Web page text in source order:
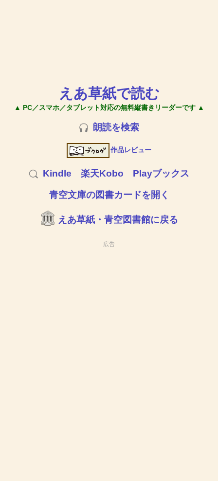
えあ草紙で読む
▲ PC／スマホ／タブレット対応の無料縦書きリーダーです ▲
朗読を検索
作品レビュー
Kindle 楽天Kobo Playブックス
青空文庫の図書カードを開く
えあ草紙・青空図書館に戻る
広告